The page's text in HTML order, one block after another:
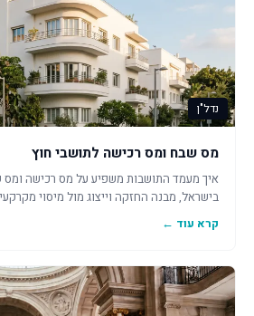
נדל"ן
מס שבח ומס רכישה לתושבי חוץ
איך מעמד התושבות משפיע על מס רכישה
בישראל, מבנה החזקה וייצוג מול מיסוי
קרא עוד ←